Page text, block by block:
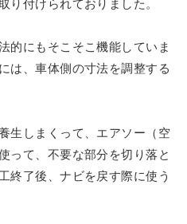
的にもそこそこ機能していま
は、車体側の寸法を調整する
生しまくって、エアソー（空
って、不要な部分を切り落と
終了後、ナビを戻す際に使う